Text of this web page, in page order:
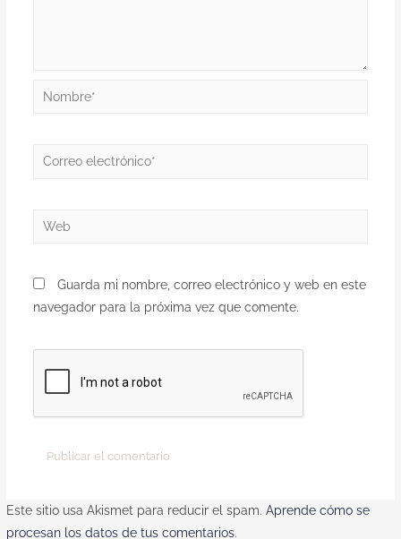
Guarda mi nombre, correo electrónico y web en este
navegador para la próxima vez que comente.
Este sitio usa Akismet para reducir el spam.Aprende cómo se
procesan los datos de tus comentarios.